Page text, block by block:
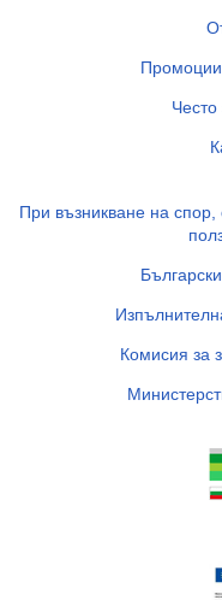
Промоции
При възникване на
Комисия за